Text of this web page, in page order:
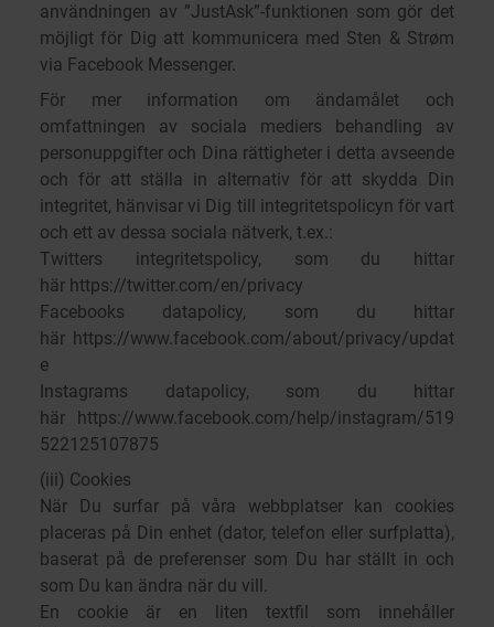
användningen av ”JustAsk”-funktionen som gör det
möjligt för Dig att kommunicera med Sten & Strøm
via Facebook Messenger.
För mer information om ändamålet och
omfattningen av sociala mediers behandling av
personuppgifter och Dina rättigheter i detta avseende
och för att ställa in alternativ för att skydda Din
integritet, hänvisar vi Dig till integritetspolicyn för vart
och ett av dessa sociala nätverk, t.ex.:
Twitters integritetspolicy, som du hittar
här https://twitter.com/en/privacy
Facebooks datapolicy, som du hittar
här https://www.facebook.com/about/privacy/updat
e
Instagrams datapolicy, som du hittar
här https://www.facebook.com/help/instagram/519
522125107875
(iii) Cookies
När Du surfar på våra webbplatser kan cookies
placeras på Din enhet (dator, telefon eller surfplatta),
baserat på de preferenser som Du har ställt in och
som Du kan ändra när du vill.
En cookie är en liten textfil som innehåller